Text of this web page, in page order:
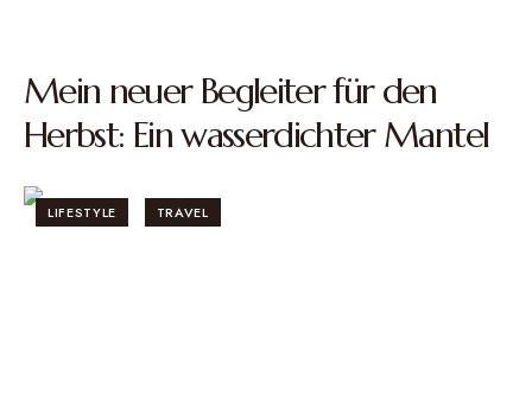
Mein neuer Begleiter für den
Herbst: Ein wasserdichter Mantel
LIFESTYLE TRAVEL